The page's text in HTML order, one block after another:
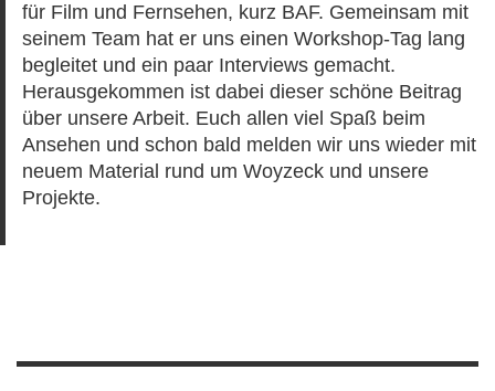
für Film und Fernsehen, kurz BAF. Gemeinsam mit
seinem Team hat er uns einen Workshop-Tag lang
begleitet und ein paar Interviews gemacht.
Herausgekommen ist dabei dieser schöne Beitrag
über unsere Arbeit. Euch allen viel Spaß beim
Ansehen und schon bald melden wir uns wieder mit
neuem Material rund um Woyzeck und unsere
Projekte.